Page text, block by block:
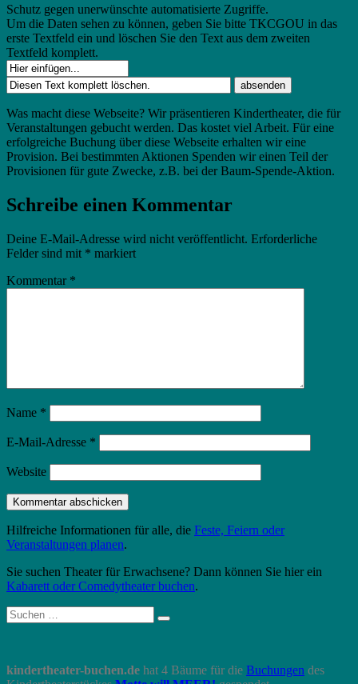
Schutz gegen unerwünschte automatisierte Zugriffe.
Um die Daten sehen zu können, geben Sie bitte TKCGOU in das
erste Textfeld ein und löschen Sie den Text aus dem zweiten
Textfeld komplett.
Was macht diese Webseite? Wir präsentieren Kindertheater, die für
Veranstaltungen gebucht werden. Das kostet viel Arbeit. Für eine
erfolgreiche Buchung über diese Webseite erhalten wir eine
Provision. Bei bestimmten Aktionen Spenden wir einen Teil der
Provisionen für gute Zwecke, z.B. bei der Baum-Spende-Aktion.
Schreibe einen Kommentar
Deine E-Mail-Adresse wird nicht veröffentlicht. Erforderliche
Felder sind mit * markiert
Kommentar *
Name *
E-Mail-Adresse *
Website
Hilfreiche Informationen für alle, die Feste, Feiern oder
Veranstaltungen planen.
Sie suchen Theater für Erwachsene? Dann können Sie hier ein
Kabarett oder Comedytheater buchen.
Suche
nach:
Suchen
kindertheater-buchen.de hat 4 Bäume für die Buchungen des